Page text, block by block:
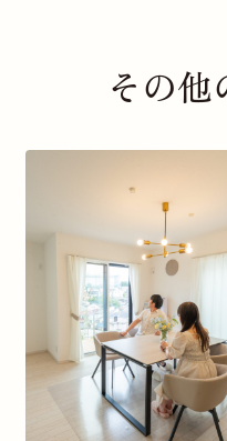
その